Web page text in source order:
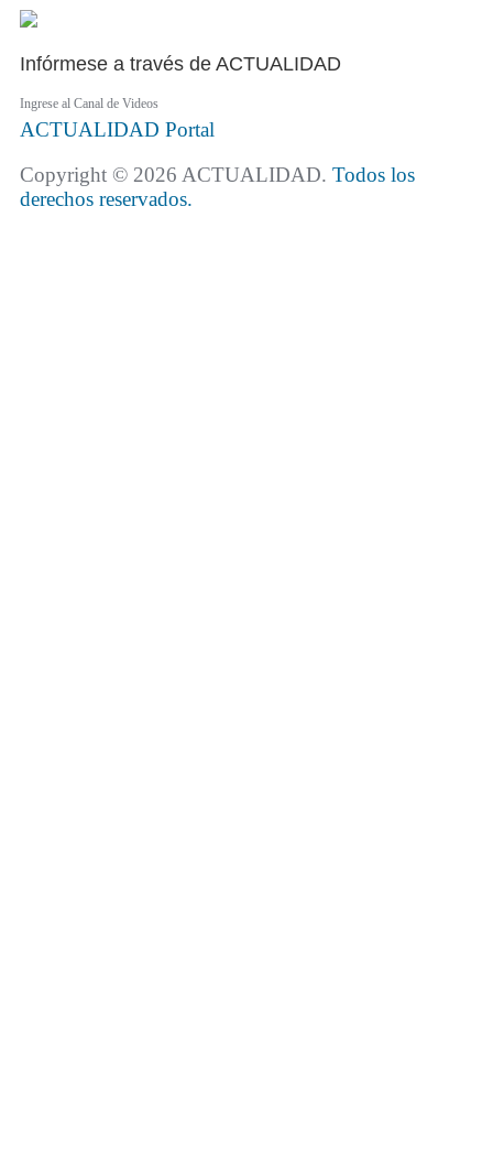
Infórmese a través de ACTUALIDAD
Ingrese al Canal de Videos
ACTUALIDAD Portal
Copyright © 2026 ACTUALIDAD. Todos los
derechos reservados.